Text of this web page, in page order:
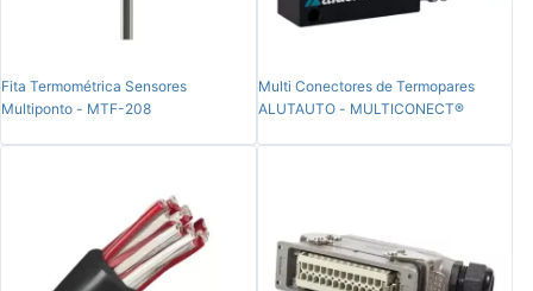
Fita Termométrica Sensores
Multiponto - MTF-208
Multi Conectores de Termopares
ALUTAUTO - MULTICONECT®